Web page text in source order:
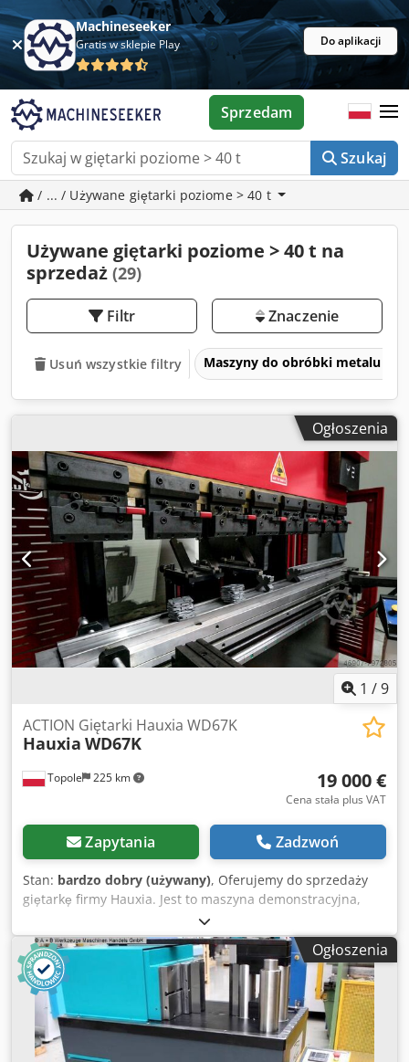
Machineseeker
Gratis w sklepie Play Do aplikacji
Szukaj
Sprzedam
/ ... / Używane giętarki poziome > 40 t
Używane giętarki poziome > 40 t na
sprzedaż (29)
Filtr Znaczenie
Usuń wszystkie filtry Maszyny do obróbki metalu i
Ogłoszenia
1 /9
Topole 225 km
ACTION Giętarki Hauxia WD67K
Hauxia WD67K
19 000 €
Cena stała plus VAT
Zapytania Zadzwoń
Stan: bardzo dobry (używany), Oferujemy do sprzedaży
giętarkę firmy Hauxia. Jest to maszyna demonstracyjna,
która służyła do prototypów w naszej hali produkcyjnej.
Dlatego też ma mało godzin pracy. Giętarka sprzedawana
jest z narzędziami. Zobacz zdjęcia. Chedpfxeixl Tge Ab Eea
Dane techniczne: Siła gięcia: 40T Długość gięcia: 1600mm
Odległość między kolumnami: 1200mm skok (oś Y): 150 mm
Wysokość otwarcia: 390mm Szerokość stołu: 120mm
Prędkość robocza: 15mm/s Duża prędkość: 150 mm/s
Prędkość powrotna (w górę): 100mm/s Oś sterująca (8 + 1
Ogłoszenia